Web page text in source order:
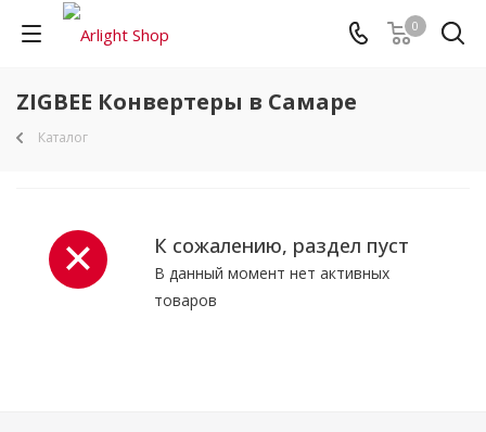
0
ZIGBEE Конвертеры в Самаре
Каталог
К сожалению, раздел пуст
В данный момент нет активных
товаров